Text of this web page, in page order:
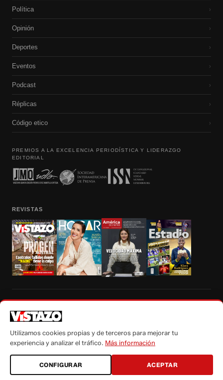
Política ›
Opinión ›
Deportes ›
Eventos ›
Podcast ›
Réplicas ›
Código etico ›
PREMIOS A LA EXCELENCIA PERIODÍSTICA Y LIDERAZGO
EDITORIAL
REVISTAS
autorización escrita de su titular, de todos los contenidos de Vistazo.com.
Utilizamos cookies propias y de terceros para mejorar tu
experiencia y analizar el tráfico. Más información
CONFIGURAR ACEPTAR